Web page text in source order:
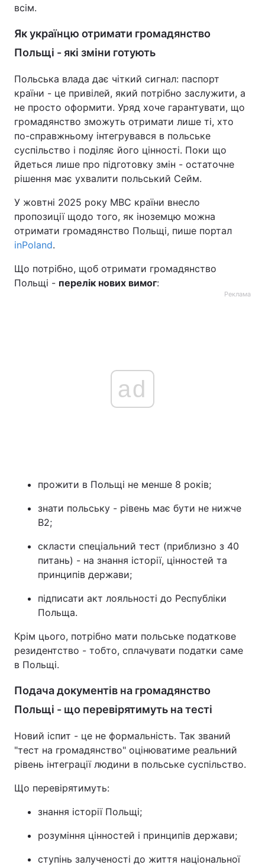
Тема оформлення
всім.
Як українцю отримати громадянство
Польщі - які зміни готують
Польська влада дає чіткий сигнал: паспорт
країни - це привілей, який потрібно заслужити, а
не просто оформити. Уряд хоче гарантувати, що
громадянство зможуть отримати лише ті, хто
по-справжньому інтегрувався в польське
суспільство і поділяє його цінності. Поки що
йдеться лише про підготовку змін - остаточне
рішення має ухвалити польський Сейм.
У жовтні 2025 року МВС країни внесло
пропозиції щодо того, як іноземцю можна
отримати громадянство Польщі, пише портал
inPoland.
Що потрібно, щоб отримати громадянство
Польщі - перелік нових вимог:
Реклама
ad
прожити в Польщі не менше 8 років;
знати польську - рівень має бути не нижче
B2;
скласти спеціальний тест (приблизно з 40
питань) - на знання історії, цінностей та
принципів держави;
підписати акт лояльності до Республіки
Польща.
Крім цього, потрібно мати польське податкове
резидентство - тобто, сплачувати податки саме
в Польщі.
Подача документів на громадянство
Польщі - що перевірятимуть на тесті
Новий іспит - це не формальність. Так званий
"тест на громадянство" оцінюватиме реальний
рівень інтеграції людини в польське суспільство.
Що перевірятимуть:
знання історії Польщі;
розуміння цінностей і принципів держави;
ступінь залученості до життя національної